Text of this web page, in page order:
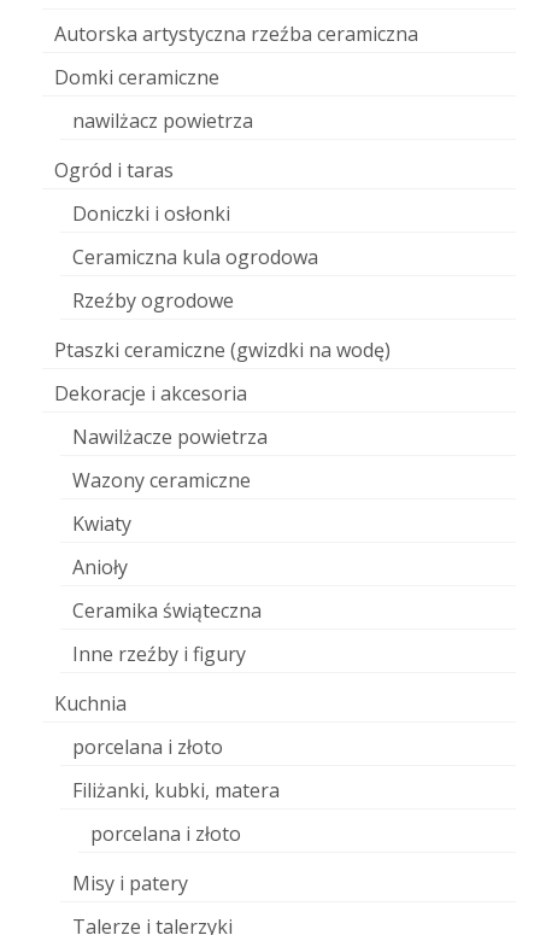
Autorska artystyczna rzeźba ceramiczna
Domki ceramiczne
nawilżacz powietrza
Ogród i taras
Doniczki i osłonki
Ceramiczna kula ogrodowa
Rzeźby ogrodowe
Ptaszki ceramiczne (gwizdki na wodę)
Dekoracje i akcesoria
Nawilżacze powietrza
Wazony ceramiczne
Kwiaty
Anioły
Ceramika świąteczna
Inne rzeźby i figury
Kuchnia
porcelana i złoto
Filiżanki, kubki, matera
porcelana i złoto
Misy i patery
Talerze i talerzyki